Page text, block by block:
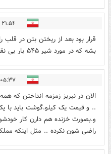
۲۱:۵۴ - ۱۳۹۹/۱۲/۱۰
قرار بود بعد از ریختن بتن در قلب
بشه که در مورد شیر ۵۴۵ بار بی نقص عمل کرده!
۰۵:۳۷ - ۱۳۹۹/۱۲/۱۱
الان در نبربز زمزمه انداختن که
.. و قیمت یک کیلو.گوشت باید با
و.بصورت خزنده هم دارن کار
راضی شون نکرده .. مثل اینکه